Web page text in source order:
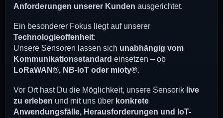
Anforderungen unserer Kunden ausgerichtet.
Ein besonderer Fokus liegt auf unserer
Technologieoffenheit:
Unsere Sensoren lassen sich unabhängig vom
Kommunikationsstandard einsetzen – ob
LoRaWAN®, NB-IoT oder mioty®.
Vor Ort hast Du die Möglichkeit, unsere Sensorik live
zu erleben und mit uns über konkrete
Anwendungsfälle, Herausforderungen und IoT-